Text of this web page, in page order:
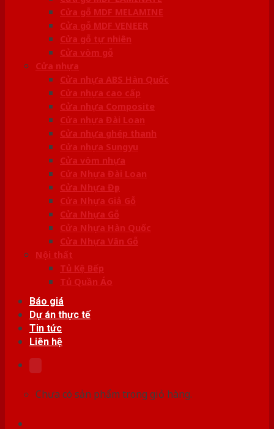
Cửa gỗ MDF MELAMINE
Cửa gỗ MDF VENEER
Cửa gỗ tự nhiên
Cửa vòm gỗ
Cửa nhựa
Cửa nhựa ABS Hàn Quốc
Cửa nhựa cao cấp
Cửa nhựa Composite
Cửa nhựa Đài Loan
Cửa nhựa ghép thanh
Cửa nhựa Sungyu
Cửa vòm nhựa
Cửa Nhựa Đài Loan
Cửa Nhựa Đẹp
Cửa Nhựa Giả Gỗ
Cửa Nhựa Gỗ
Cửa Nhựa Hàn Quốc
Cửa Nhựa Vân Gỗ
Nội thất
Tủ Kệ Bếp
Tủ Quần Áo
Báo giá
Dự án thực tế
Tin tức
Liên hệ
Chưa có sản phẩm trong giỏ hàng.